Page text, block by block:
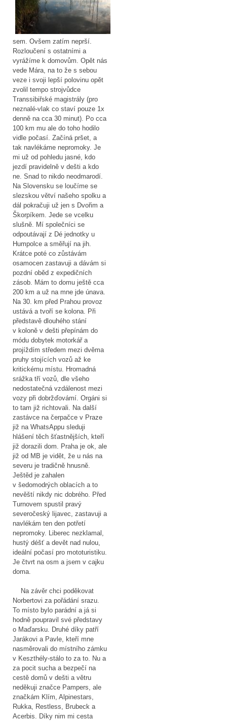
sem. Ovšem zatím neprší.
Rozloučení s ostatními a
vyrážíme k domovům. Opět nás
vede Mára, na to že s sebou
veze i svoji lepší polovinu opět
zvolil tempo strojvůdce
Transsibiřské magistrály (pro
neznalé-vlak co staví pouze 1x
denně na cca 30 minut). Po cca
100 km mu ale do toho hodilo
vidle počasí. Začíná pršet, a
tak navlékáme nepromoky. Je
mi už od pohledu jasné, kdo
jezdí pravidelně v dešti a kdo
ne. Snad to nikdo neodmarodí.
Na Slovensku se loučíme se
slezskou větví našeho spolku a
dál pokračuji už jen s Dvořim a
Škorpíkem. Jede se vcelku
slušně. Mí společníci se
odpoutávají z Dé jednotky u
Humpolce a směřují na jih.
Krátce poté co zůstávám
osamocen zastavuji a dávám si
pozdní oběd z expedičních
zásob. Mám to domu ještě cca
200 km a už na mne jde únava.
Na 30. km před Prahou provoz
ustává a tvoří se kolona. Při
představě dlouhého stání
v koloně v dešti přepínám do
módu dobytek motorkář a
projíždím středem mezi dvěma
pruhy stojících vozů až ke
kritickému místu. Hromadná
srážka tří vozů, dle všeho
nedostatečná vzdálenost mezi
vozy při dobržďovámí. Orgáni si
to tam již richtovali. Na další
zastávce na čerpačce v Praze
již na WhatsAppu sleduji
hlášení těch šťastnějších, kteří
již dorazili dom. Praha je ok, ale
již od MB je vidět, že u nás na
severu je tradičně hnusně.
Ještěd je zahalen
v šedomodrých oblacích a to
nevěští nikdy nic dobrého. Před
Turnovem spustil pravý
severočeský lijavec, zastavuji a
navlékám ten den potřetí
nepromoky. Liberec nezklamal,
hustý déšť a devět nad nulou,
ideální počasí pro mototuristiku.
Je čtvrt na osm a jsem v cajku
doma.
Na závěr chci poděkovat
Norbertovi za pořádání srazu.
To místo bylo parádní a já si
hodně poupravil své představy
o Maďarsku. Druhé díky patří
Jarákovi a Pavle, kteří mne
nasměrovali do místního zámku
v Keszthély-stálo to za to. Nu a
za pocit sucha a bezpečí na
cestě domů v dešti a větru
neděkuji značce Pampers, ale
značkám Klím, Alpinestars,
Rukka, Restless, Brubeck a
Acerbis. Díky nim mi cesta